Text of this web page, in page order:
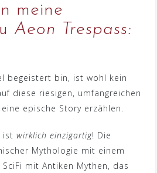
meine
Aeon Trespass:
begeistert bin, ist wohl kein
diese riesigen, umfangreichen
epische Story erzählen.
ist wirklich einzigartig! Die
Mythologie mit einem
mit Antiken Mythen, das